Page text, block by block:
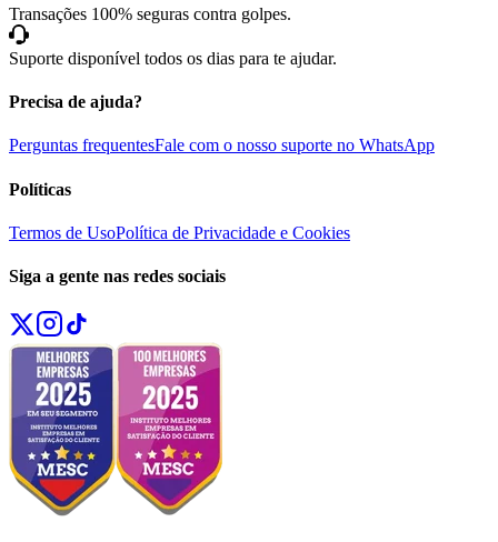
Transações 100% seguras contra golpes.
Suporte disponível todos os dias para te ajudar.
Precisa de ajuda?
Perguntas frequentesFale com o nosso suporte no WhatsApp
Políticas
Termos de UsoPolítica de Privacidade e Cookies
Siga a gente nas redes sociais